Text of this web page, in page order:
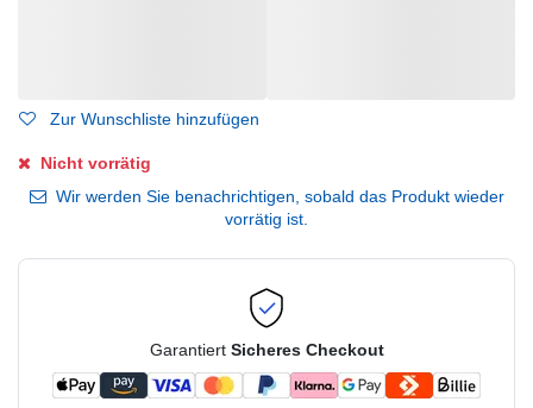
Zur Wunschliste hinzufügen
Nicht vorrätig
Wir werden Sie benachrichtigen, sobald das Produkt wieder
vorrätig ist.
Garantiert Sicheres Checkout